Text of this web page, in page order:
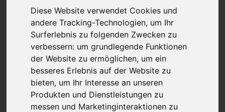
Diese Website verwendet Cookies und
andere Tracking-Technologien, um Ihr
Surferlebnis zu folgenden Zwecken zu
verbessern: um grundlegende Funktionen
der Website zu ermöglichen, um ein
besseres Erlebnis auf der Website zu
bieten, um Ihr Interesse an unseren
Produkten und Dienstleistungen zu
messen und Marketinginteraktionen zu
Entdecken Sie unsere Produktvielfalt
FINDEN SIE IHRE PASSENDE
LUFTLÖSUNG
Als renommierter Vakuumpumpenhersteller sind wir Ihr
kompetenter Partner und Anbieter für Vakuumtechnik
und Drucklufttechnik in zahlreichen
Anwendungsbereichen, wenn es um die Förderung von